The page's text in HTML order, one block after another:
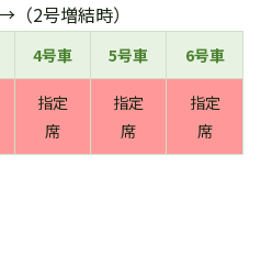
2号増結時）
4号車 5号車 6号車
指定
席
指定
席
指定
席